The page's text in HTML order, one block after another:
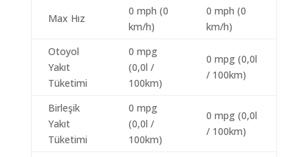
Max Hız
0 mph (0
km/h)
0 mph (0
km/h)
Otoyol
Yakıt
Tüketimi
0 mpg
(0,0l /
100km)
0 mpg (0,0l
/ 100km)
Birleşik
Yakıt
Tüketimi
0 mpg
(0,0l /
100km)
0 mpg (0,0l
/ 100km)